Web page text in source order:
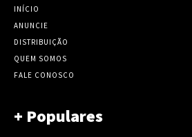
INÍCIO
ANUNCIE
DISTRIBUIÇÃO
QUEM SOMOS
FALE CONOSCO
+ Populares